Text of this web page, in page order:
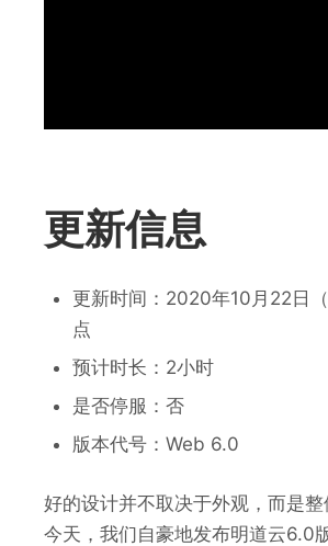
更新信息
更新时间： 2020年10月22日
点
预计时长： 2小时
是否停服： 否
版本代号： Web 6.0
好的设计并不取决于外观，而是整
今天，我们自豪地发布明道云6.0